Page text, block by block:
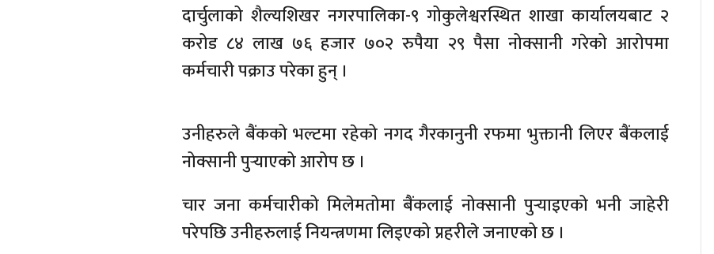
दार्चुलाको शैल्यशिखर नगरपालिका-९ गोकुलेश्वरस्थित शाखा कार्यालयबाट २
करोड ८४ लाख ७६ हजार ७०२ रुपैया २९ पैसा नोक्सानी गरेको आरोपमा
कर्मचारी पक्राउ परेका हुन् ।
उनीहरुले बैंकको भल्टमा रहेको नगद गैरकानुनी रफमा भुक्तानी लिएर बैंकलाई
नोक्सानी पुर्‍याएको आरोप छ ।
चार जना कर्मचारीको मिलेमतोमा बैंकलाई नोक्सानी पुर्‍याइएको भनी जाहेरी
परेपछि उनीहरुलाई नियन्त्रणमा लिइएको प्रहरीले जनाएको छ ।